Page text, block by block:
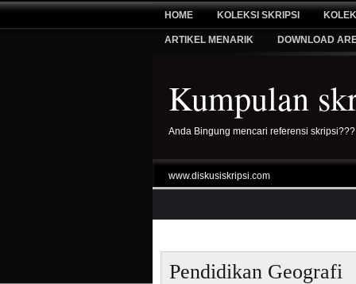
HOME KOLEKSI SKRIPSI
ARTIKEL MENARIK DOWNLOAD
Kumpulan
Anda Bingung mencari referensi
www.diskusiskripsi.com
Pendidikan Geografi